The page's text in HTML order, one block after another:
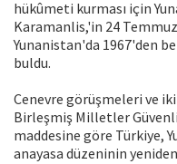
hükûmeti kurması için
Karamanlis,'in 24
Yunanistan'da 1967'den
buldu.
Cenevre görüşmeleri ve
Birleşmiş Milletler
maddesine göre Türkiye,
anayasa düzeninin